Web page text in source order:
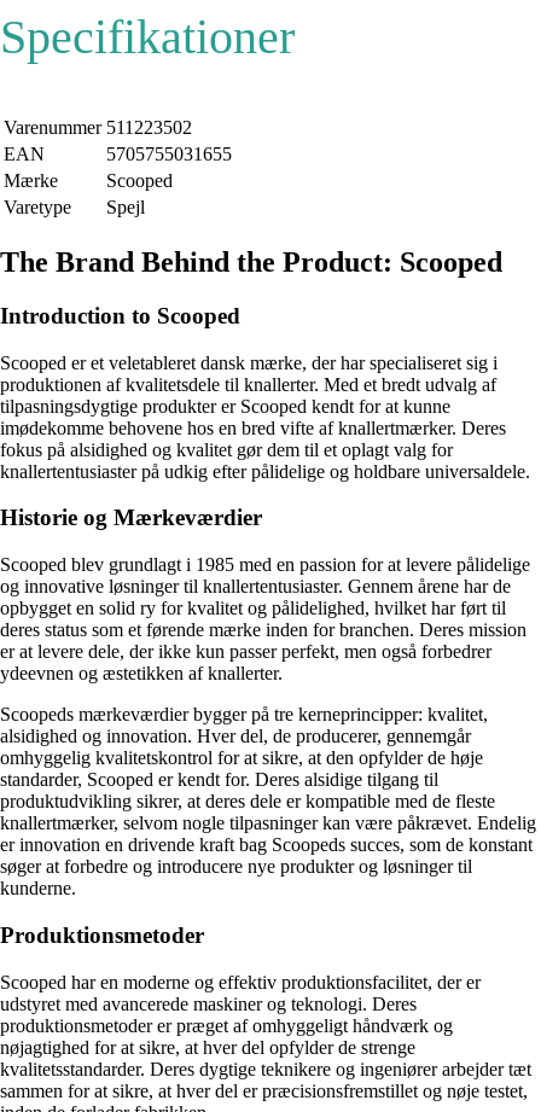
Specifikationer
Varenummer 511223502
EAN
5705755031655
Mærke
Scooped
Varetype
Spejl
The Brand Behind the Product: Scooped
Introduction to Scooped
Scooped er et veletableret dansk mærke, der har specialiseret sig i
produktionen af kvalitetsdele til knallerter. Med et bredt udvalg af
tilpasningsdygtige produkter er Scooped kendt for at kunne
imødekomme behovene hos en bred vifte af knallertmærker. Deres
fokus på alsidighed og kvalitet gør dem til et oplagt valg for
knallertentusiaster på udkig efter pålidelige og holdbare universaldele.
Historie og Mærkeværdier
Scooped blev grundlagt i 1985 med en passion for at levere pålidelige
og innovative løsninger til knallertentusiaster. Gennem årene har de
opbygget en solid ry for kvalitet og pålidelighed, hvilket har ført til
deres status som et førende mærke inden for branchen. Deres mission
er at levere dele, der ikke kun passer perfekt, men også forbedrer
ydeevnen og æstetikken af ​​knallerter.
Scoopeds mærkeværdier bygger på tre kerneprincipper: kvalitet,
alsidighed og innovation. Hver del, de producerer, gennemgår
omhyggelig kvalitetskontrol for at sikre, at den opfylder de høje
standarder, Scooped er kendt for. Deres alsidige tilgang til
produktudvikling sikrer, at deres dele er kompatible med de fleste
knallertmærker, selvom nogle tilpasninger kan være påkrævet. Endelig
er innovation en drivende kraft bag Scoopeds succes, som de konstant
søger at forbedre og introducere nye produkter og løsninger til
kunderne.
Produktionsmetoder
Scooped har en moderne og effektiv produktionsfacilitet, der er
udstyret med avancerede maskiner og teknologi. Deres
produktionsmetoder er præget af omhyggeligt håndværk og
nøjagtighed for at sikre, at hver del opfylder de strenge
kvalitetsstandarder. Deres dygtige teknikere og ingeniører arbejder tæt
sammen for at sikre, at hver del er præcisionsfremstillet og nøje testet,